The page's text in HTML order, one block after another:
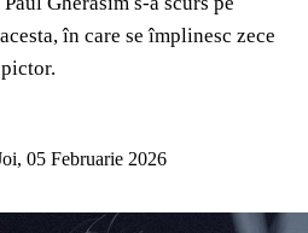
în care se împlinesc zece
05 Februarie 2026